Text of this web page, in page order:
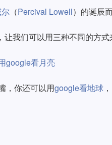
（Percival Lowell）的诞辰而
让我们可以用三种不同的方式
google看月亮
，你还可以用google看地球